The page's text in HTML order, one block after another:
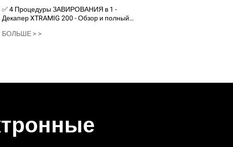
✅ 4 Процедуры ЗАВИРОВАНИЯ в 1 -
Декапер XTRAMIG 200 - Обзор и полный
БОЛЬШЕ > >